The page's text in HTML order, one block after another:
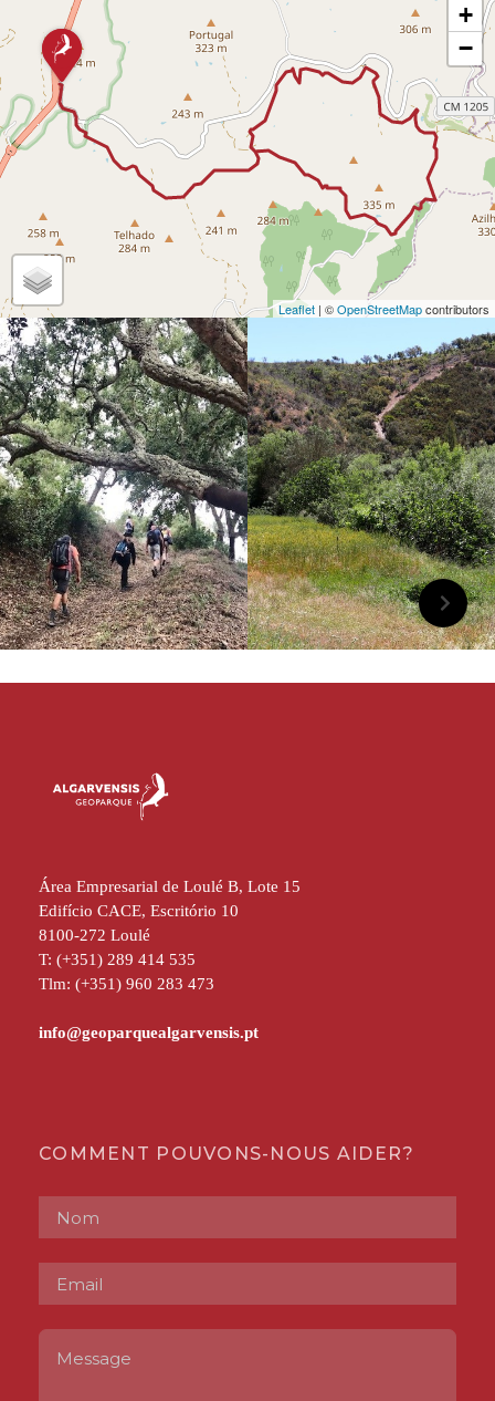
+
−
Leaflet | ©OpenStreetMapcontributors
Área Empresarial de Loulé B, Lote 15
Edifício CACE, Escritório 10
8100-272 Loulé
T: (+351) 289 414 535
Tlm: (+351) 960 283 473
COMMENT POUVONS-NOUS AIDER?